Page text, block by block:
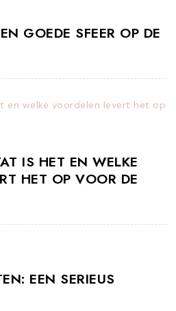
GOEDE SFEER OP DE
IS HET EN WELKE
HET OP VOOR DE
EEN SERIEUS